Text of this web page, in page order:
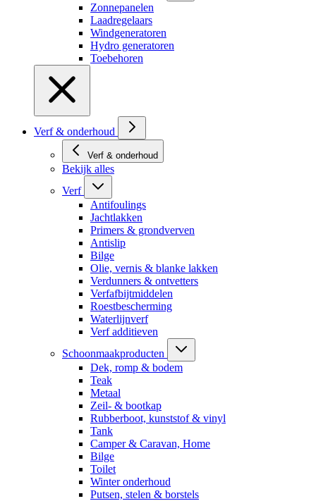
Zonnepanelen
Laadregelaars
Windgeneratoren
Hydro generatoren
Toebehoren
Verf & onderhoud
Verf & onderhoud
Bekijk alles
Verf
Antifoulings
Jachtlakken
Primers & grondverven
Antislip
Bilge
Olie, vernis & blanke lakken
Verdunners & ontvetters
Verfafbijtmiddelen
Roestbescherming
Waterlijnverf
Verf additieven
Schoonmaakproducten
Dek, romp & bodem
Teak
Metaal
Zeil- & bootkap
Rubberboot, kunststof & vinyl
Tank
Camper & Caravan, Home
Bilge
Toilet
Winter onderhoud
Putsen, stelen & borstels